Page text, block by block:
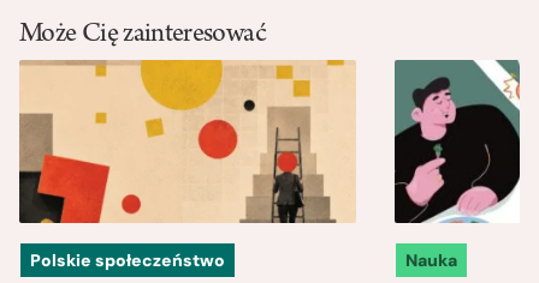
Może Cię zainteresować
Polskie społeczeństwo Nauka